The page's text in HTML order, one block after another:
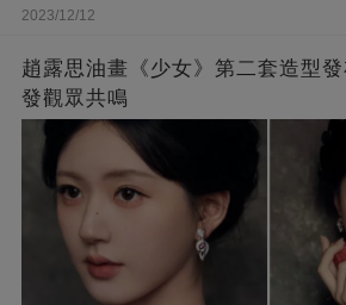
2023/12/12
趙露思油畫《少女》第二套造型發
發觀眾共鳴